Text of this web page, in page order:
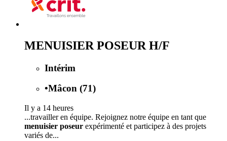
MENUISIER POSEUR H/F
Intérim
•Mâcon (71)
Il y a 14 heures
...travailler en équipe. Rejoignez notre équipe en tant que
menuisier poseur expérimenté et participez à des projets
variés de...